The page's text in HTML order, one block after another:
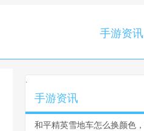
手游资讯
.
手游资讯